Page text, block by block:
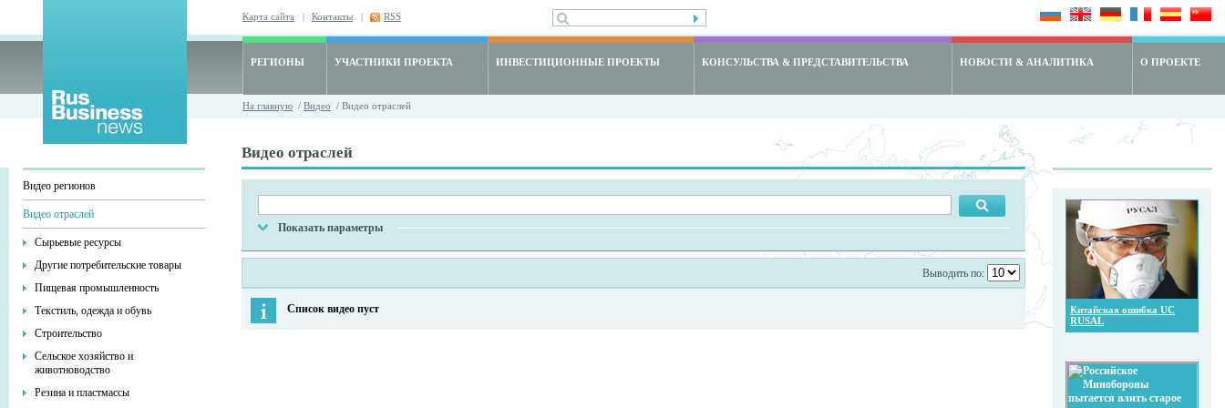
Карта сайта | Контакты | RSS
РЕГИОНЫ УЧАСТНИКИ ПРОЕКТА ИНВЕСТИЦИОННЫЕ ПРОЕКТЫ КОНСУЛЬСТВА & ПРЕДСТАВИТЕЛЬСТВА НОВОСТИ & АНАЛИТИКА О ПРОЕКТЕ
На главную / Видео / Видео отраслей
Видео регионов
Видео отраслей
Сырьевые ресурсы
Другие потребительские товары
Пищевая промышленность
Текстиль, одежда и обувь
Строительство
Сельское хозяйство и
животноводство
Резина и пластмассы
Видео отраслей
Показать параметры
Выводить по:
Список видео пуст
Китайская ошибка UC
RUSAL